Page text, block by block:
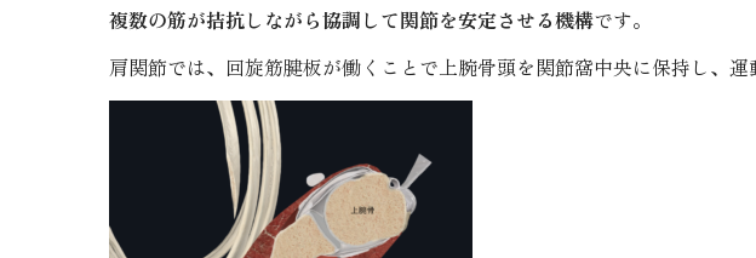
複数の筋が拮抗しながら協調して関節を安定させる機構です。
肩関節では、回旋筋腱板が働くことで上腕骨頭を関節窩中央に保持し、運